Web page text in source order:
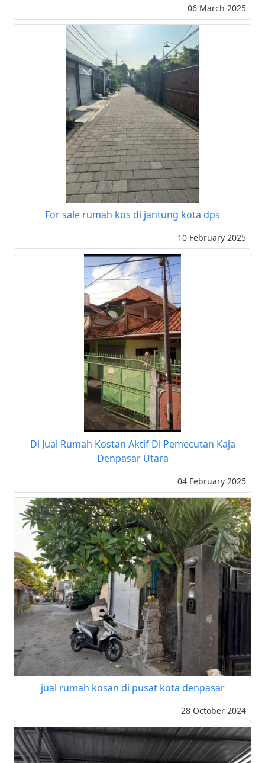
06 March 2025
For sale rumah kos di jantung kota dps
10 February 2025
Di Jual Rumah Kostan Aktif Di Pemecutan Kaja
Denpasar Utara
04 February 2025
jual rumah kosan di pusat kota denpasar
28 October 2024